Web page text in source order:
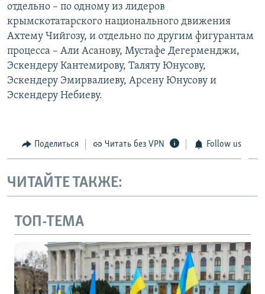
отдельно – по одному из лидеров
крымскотатарского национального движения
Ахтему Чийгозу, и отдельно по другим фигурантам
процесса – Али Асанову, Мустафе Дегерменджи,
Эскендеру Кантемирову, Таляту Юнусову,
Эскендеру Эмирвалиеву, Арсену Юнусову и
Эскендеру Небиеву.
Поделиться Читать без VPN Follow us
ЧИТАЙТЕ ТАКЖЕ:
ТОП-ТЕМА